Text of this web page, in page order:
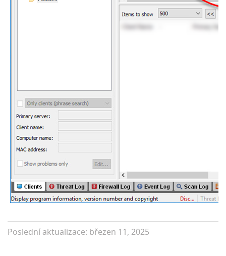
Poslední aktualizace: březen 11, 2025